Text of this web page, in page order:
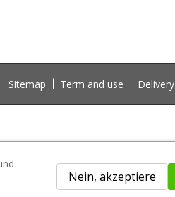
Sitemap Term and use Delivery
not included in the download file.
Nein, akzeptiere